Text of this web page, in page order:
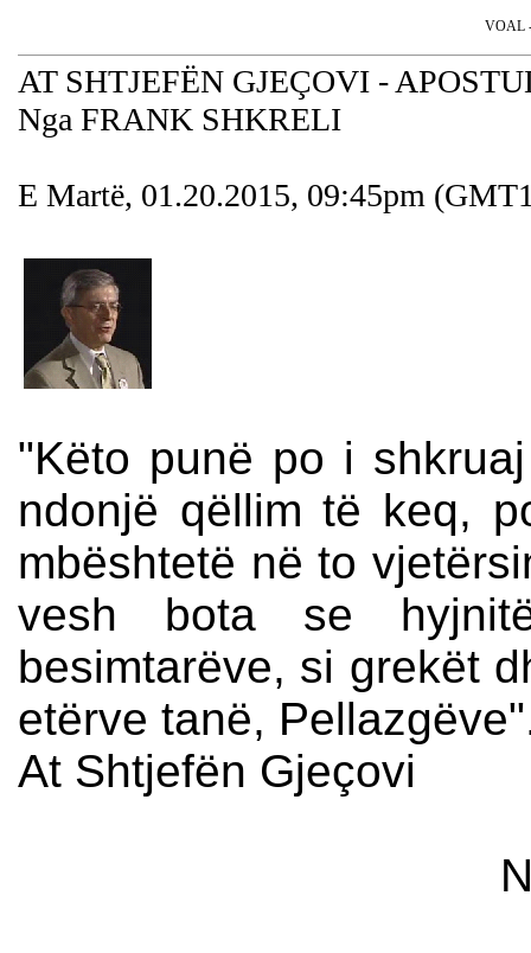
VOAL
AT SHTJEFËN GJEÇOVI -
Nga FRANK SHKRELI
E Martë, 01.20.2015, 09:45pm
"Këto punë po i
ndonjë qëllim të keq,
mbështetë në to
vesh bota se
besimtarëve, si grekët
etërve tanë,
At Shtjefën Gjeçovi
Nga